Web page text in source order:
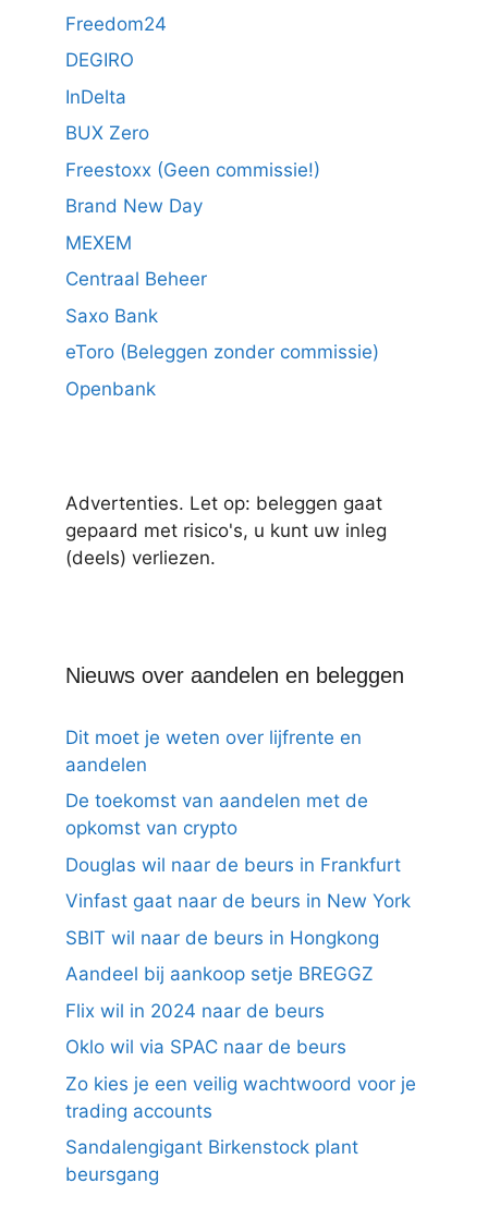
Freedom24
DEGIRO
InDelta
BUX Zero
Freestoxx (Geen commissie!)
Brand New Day
MEXEM
Centraal Beheer
Saxo Bank
eToro (Beleggen zonder commissie)
Openbank
Advertenties. Let op: beleggen gaat
gepaard met risico's, u kunt uw inleg
(deels) verliezen.
Nieuws over aandelen en beleggen
Dit moet je weten over lijfrente en
aandelen
De toekomst van aandelen met de
opkomst van crypto
Douglas wil naar de beurs in Frankfurt
Vinfast gaat naar de beurs in New York
SBIT wil naar de beurs in Hongkong
Aandeel bij aankoop setje BREGGZ
Flix wil in 2024 naar de beurs
Oklo wil via SPAC naar de beurs
Zo kies je een veilig wachtwoord voor je
trading accounts
Sandalengigant Birkenstock plant
beursgang